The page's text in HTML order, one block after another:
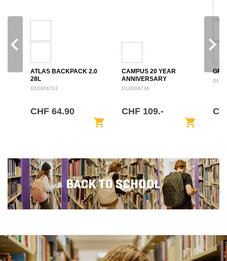
ATLAS BACKPACK 2.0
28L
D10004712
CHF 64.90
shopping_cart
CAMPUS 20 YEAR
ANNIVERSARY
BACKPACK 28L
D10004736
CHF 109.-
shopping_cart
navigate_before navigate_next